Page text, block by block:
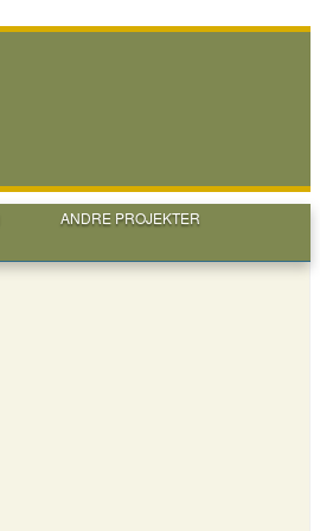
ANDRE PROJEKTER